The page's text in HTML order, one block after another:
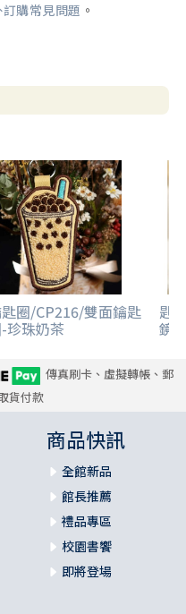
購常見問題 。
圈/CP216/雙面鑰匙
珍珠奶茶
匙
鏡-
傳真刷卡、虛擬轉帳、郵
貨付款
商品快訊
全館新品
館長推薦
禮品專區
校園書饗
即將登場